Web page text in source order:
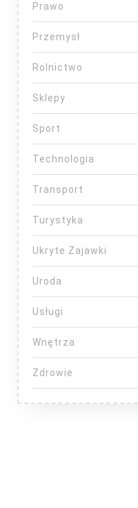
Prawo
Przemysł
Rolnictwo
Sklepy
Sport
Technologia
Transport
Turystyka
Ukryte Zajawki
Uroda
Usługi
Wnętrza
Zdrowie